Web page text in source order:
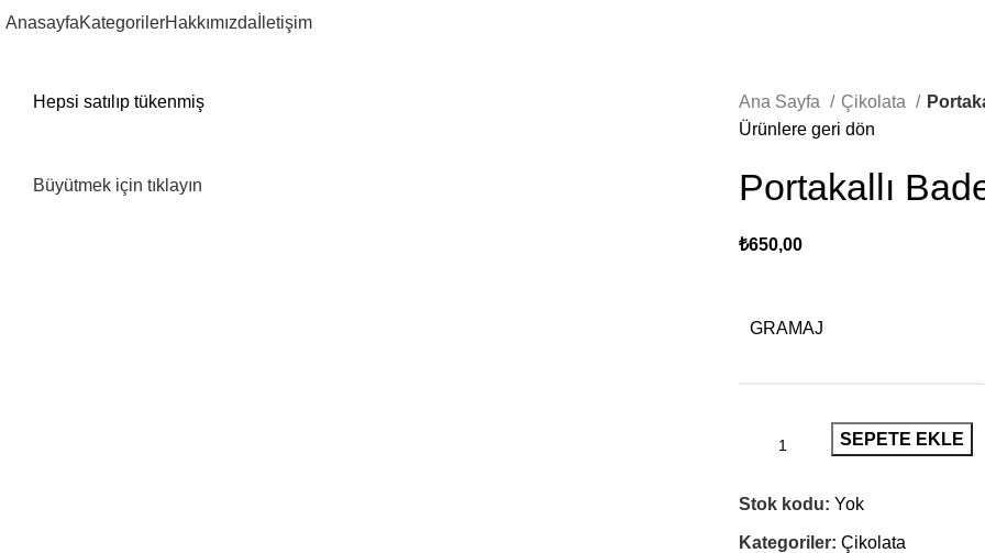
AnasayfaKategorilerHakkımızda İletişim
Hepsi satılıp tükenmiş
Büyütmek için tıklayın
Ana Sayfa Çikolata
Ürünlere geri dön
Portakallı
₺650,00
GRAMAJ
SEPETE EKLE
Stok kodu: Yok
Kategoriler: Çikolata